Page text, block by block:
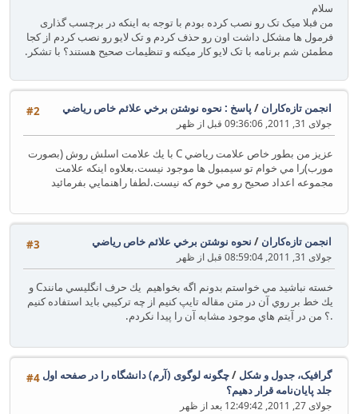
سلام
من فبلا میک تک رو نصب کرده بودم با توجه به اینکه در برچسب گذاری
فرمول ها مشکل داشت اون رو حذف کردم و تک لایو رو نصب کردم از کجا
مطمئن شم برنامه با تک لایو کار میکنه و تنظیمات صحیح هستند؟ با تشکر.
#2 انجمن تازه‌کاران / پاسخ : نحوه نوشتن برخي علائم خاص رياضي
جولای 31, 2011, 09:36:06 قبل از ظهر
عزيز من بطور خاص علامت رياضي C با يك علامت اسلش روش (بصورت
مورب)را مي خوام تو سيمبول ها موجود نيست.بعلاوه اينكه علامت
مجموعه اعداد صحيح رو مي خوم كه نيست.لطفا راهنمايي بفرمائيد
#3 انجمن تازه‌کاران / نحوه نوشتن برخي علائم خاص رياضي
جولای 31, 2011, 08:59:04 قبل از ظهر
خسته نباشيد مي خواستم بدونم اگه بخواهيم يك حرف انگليسي مانندC و
يك خط بر روي آن در متن مقاله تايپ كنيم از چه تركيبي بايد استفاده كنيم
.؟ من در آيتم هاي موجود مشابه آن را پيدا نكردم.
#4 گرافیک، جدول و شکل /چگونه لوگوی (آرم) دانشگاه را در صفحه اول
جلد پایان‌نامه قرار دهيم؟
جولای 27, 2011, 12:49:42 بعد از ظهر